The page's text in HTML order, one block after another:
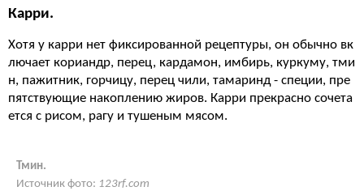
Карри.
Хотя у карри нет фиксированной рецептуры, он обычно вк
лючает кориандр, перец, кардамон, имбирь, куркуму, тми
н, пажитник, горчицу, перец чили, тамаринд - специи, пре
пятствующие накоплению жиров. Карри прекрасно сочета
ется с рисом, рагу и тушеным мясом.
Тмин.
Источник фото: 123rf.com